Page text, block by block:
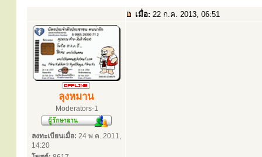
เมื่อ: 22 ก.ค. 2013, 06:51
ลุงหมาน
Moderators-1
ลงทะเบียนเมื่อ: 24 พ.ค. 2011,
14:20